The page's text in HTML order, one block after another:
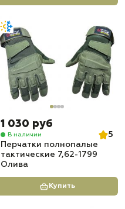
1 030 руб
В наличии
5
Перчатки полнопалые
тактические 7,62-1799
Олива
Купить